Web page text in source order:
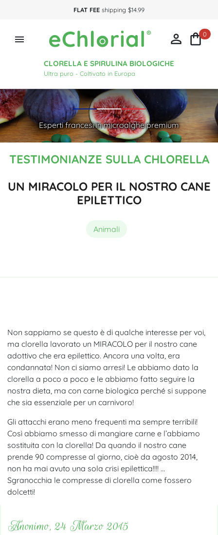
FLAT FEE shipping $14.99

CLORELLA E SPIRULINA BIOLOGICHE
Ultra puro - Coltivato in Europa
 0
Esperti francesi in microalghe premium
TESTIMONIANZE SULLA CHLORELLA
UN MIRACOLO PER IL NOSTRO CANE
EPILETTICO
Animali
Non sappiamo se questo è di qualche interesse per voi,
ma clorella lavorato un MIRACOLO per il nostro cane
adottivo che era epilettico. Ancora una volta, era
condannata! Non ci siamo arresi! Le abbiamo dato la
clorella a poco a poco e le abbiamo fatto seguire la
nostra dieta, ma con carne biologica perché si suppone
che sia essenziale per un carnivoro!
Gli attacchi erano meno frequenti ma sempre terribili!
Così abbiamo smesso di mangiare carne e l’abbiamo
sostituita con la clorella! Da quando il nostro cane
prende 90 compresse al giorno, cioè da agosto 2014,
non ha mai avuto una sola crisi epilettica!!!! …
Sgranocchia le compresse di clorella come fossero
dolcetti!
Anonimo, 24 Marzo 2015